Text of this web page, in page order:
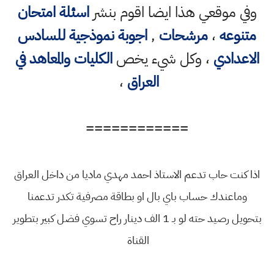
وفي موقعي هذا ايضا اقوم بنشراسئلة امتحان
متنوعه،مرشحات ,اجوبة نموذجية للسادس
الاعدادي ، وكل شيء يخصالكليات والمعاهد في
العراق ،
============
اذا كنت حاب تدعم الاستاذ احمد مهدي ماديا من داخل العراق
وماعندك حساب باي بال او بطاقة مصرفية تكدر تدعمنا
بتحويل رصيد حته لو بـ 1 الف دينار راح تسوي فضل كبير بتطوير
القناة